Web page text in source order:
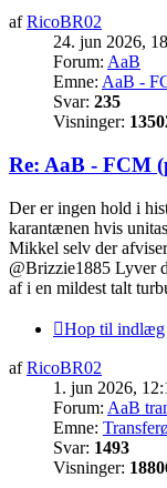
afRicoBR02
24. jun 2026,
Forum: AaB
Emne: AaB -
Svar: 235
Visninger:
Re: AaB - FCM
Der er ingen hold i
karantænen hvis
Mikkel selv der
@Brizzie1885 Lyver
af i en mildest talt
Hop til indlæg
afRicoBR02
1. jun 2026,
Forum: AaB
Emne:
Svar: 1493
Visninger: